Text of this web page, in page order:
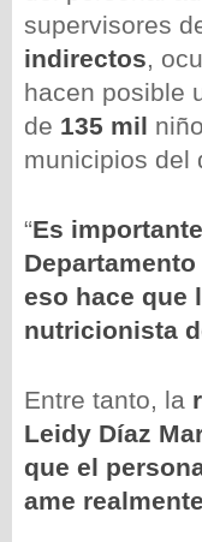
supervisores
indirectos,
hacen posible
de 135 mil
municipios del
“Es
eso hace que
nutricionista
Entre tanto, la
Leidy Díaz
que el
ame
wp-
wp-